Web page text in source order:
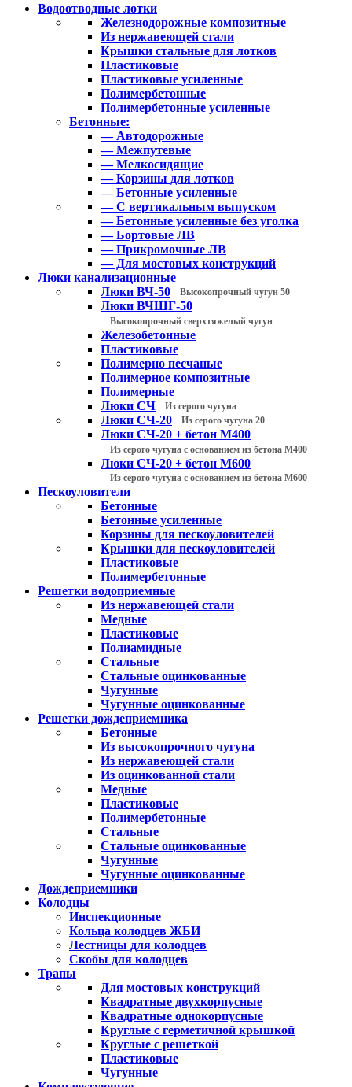
Водоотводные лотки
Железнодорожные композитные
Из нержавеющей стали
Крышки стальные для лотков
Пластиковые
Пластиковые усиленные
Полимербетонные
Полимербетонные усиленные
Бетонные:
— Автодорожные
— Межпутевые
— Мелкосидящие
— Корзины для лотков
— Бетонные усиленные
— С вертикальным выпуском
— Бетонные усиленные без уголка
— Бортовые ЛВ
— Прикромочные ЛВ
— Для мостовых конструкций
Люки канализационные
Люки ВЧ-50
Высокопрочный чугун 50
Люки ВЧШГ-50
Высокопрочный сверхтяжелый чугун
Железобетонные
Пластиковые
Полимерно песчаные
Полимерное композитные
Полимерные
Люки СЧ
Из серого чугуна
Люки СЧ-20 Из серого чугуна 20
Люки СЧ-20 + бетон М400
Из серого чугуна с основанием из бетона М400
Люки СЧ-20 + бетон М600
Из серого чугуна с основанием из бетона М600
Пескоуловители
Бетонные
Бетонные усиленные
Корзины для пескоуловителей
Крышки для пескоуловителей
Пластиковые
Полимербетонные
Решетки водоприемные
Из нержавеющей стали
Медные
Пластиковые
Полиамидные
Стальные
Стальные оцинкованные
Чугунные
Чугунные оцинкованные
Решетки дождеприемника
Бетонные
Из высокопрочного чугуна
Из нержавеющей стали
Из оцинкованной стали
Медные
Пластиковые
Полимербетонные
Стальные
Стальные оцинкованные
Чугунные
Чугунные оцинкованные
Дождеприемники
Колодцы
Инспекционные
Кольца колодцев ЖБИ
Лестницы для колодцев
Скобы для колодцев
Трапы
Для мостовых конструкций
Квадратные двухкорпусные
Квадратные однокорпусные
Круглые с герметичной крышкой
Круглые с решеткой
Пластиковые
Чугунные